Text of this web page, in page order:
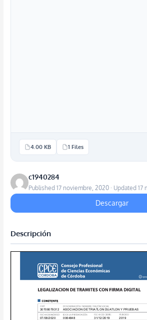
4.00 KB 1 Files
c1940284
Published 17 noviembre, 2020 · Updated
Descargar
Descripción